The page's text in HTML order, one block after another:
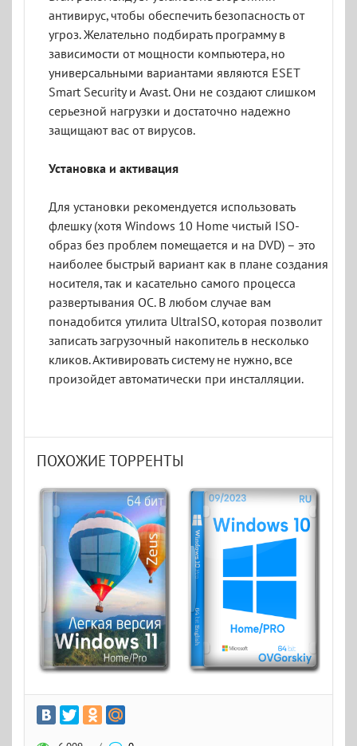
антивирус, чтобы обеспечить безопасность от
угроз. Желательно подбирать программу в
зависимости от мощности компьютера, но
универсальными вариантами являются ESET
Smart Security и Avast. Они не создают слишком
серьезной нагрузки и достаточно надежно
защищают вас от вирусов.
Установка и активация
Для установки рекомендуется использовать
флешку (хотя Windows 10 Home чистый ISO-
образ без проблем помещается и на DVD) – это
наиболее быстрый вариант как в плане создания
носителя, так и касательно самого процесса
развертывания ОС. В любом случае вам
понадобится утилита UltraISO, которая позволит
записать загрузочный накопитель в несколько
кликов. Активировать систему не нужно, все
произойдет автоматически при инсталляции.
ПОХОЖИЕ ТОРРЕНТЫ